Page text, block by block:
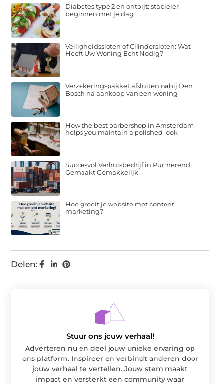
Delen:
Diabetes type 2 en ontbijt: stabieler
beginnen met je dag
Veiligheidssloten of Cilindersloten: Wat
Heeft Uw Woning Echt Nodig?
Verzekeringspakket afsluiten nabij Den
Bosch na aankoop van een woning
How the best barbershop in Amsterdam
helps you maintain a polished look
Succesvol Verhuisbedrijf in Purmerend
Gemaakt Gemakkelijk
Hoe groeit je website met content
marketing?
Stuur ons jouw verhaal!
Adverteren nu en deel jouw unieke ervaring op
ons platform. Inspireer en verbindt anderen door
jouw verhaal te vertellen. Jouw stem maakt
impact en versterkt een community waar